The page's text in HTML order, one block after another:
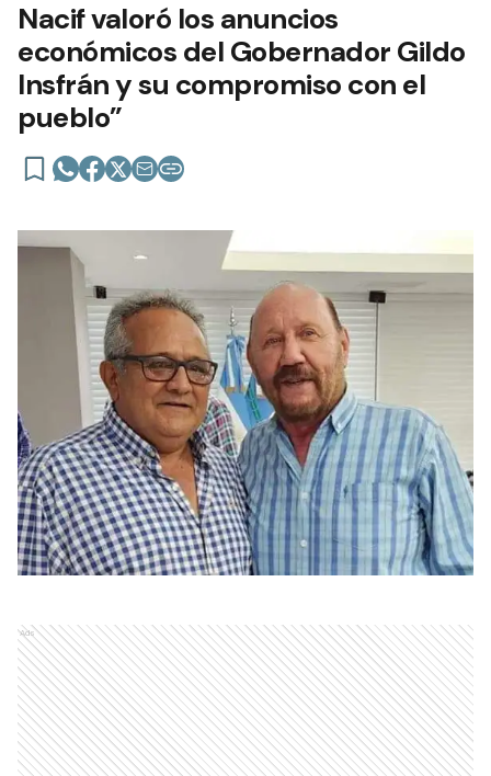
Nacif valoró los anuncios
económicos del Gobernador Gildo
Insfrán y su compromiso con el
pueblo”
Ads